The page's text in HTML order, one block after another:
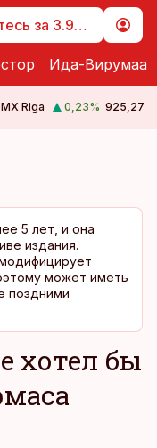
Подпишитесь за 3.99 €
Ида-Вирумаа
Riga 0,23% 925,27
5 лет, и она
издания.
может иметь
поздними
хотел бы